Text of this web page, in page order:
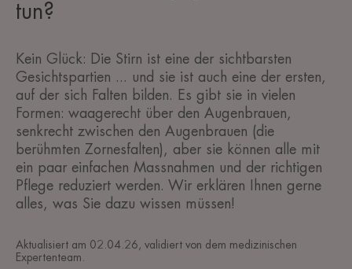
tun?
Kein Glück: Die Stirn ist eine der sichtbarsten
Gesichtspartien ... und sie ist auch eine der ersten,
auf der sich Falten bilden. Es gibt sie in vielen
Formen: waagerecht über den Augenbrauen,
senkrecht zwischen den Augenbrauen (die
berühmten Zornesfalten), aber sie können alle mit
ein paar einfachen Massnahmen und der richtigen
Pflege reduziert werden. Wir erklären Ihnen gerne
alles, was Sie dazu wissen müssen!
Aktualisiert am 02.04.26 , validiert von dem medizinischen
Expertenteam